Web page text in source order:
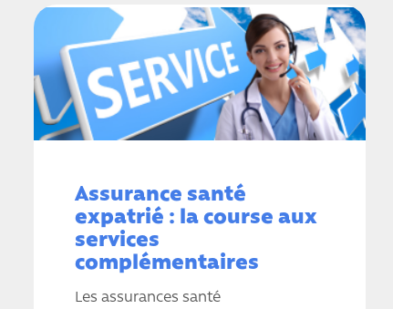
Assurance santé
expatrié : la course aux
services
complémentaires
Les assurances santé